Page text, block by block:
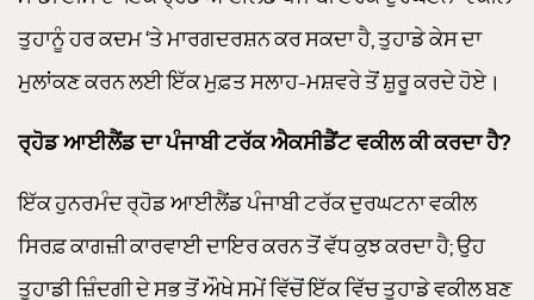
ਤੁਹਾਨੂੰ ਹਰ ਕਦਮ ‘ਤੇ ਮਾਰਗਦਰਸ਼ਨ ਕਰ ਸਕਦਾ ਹੈ, ਤੁਹਾਡੇ ਕੇਸ ਦਾ
ਮੁਲਾਂਕਣ ਕਰਨ ਲਈ ਇੱਕ ਮੁਫ਼ਤ ਸਲਾਹ-ਮਸ਼ਵਰੇ ਤੋਂ ਸ਼ੁਰੂ ਕਰਦੇ ਹੋਏ।
ਰ੍ਹੋਡ ਆਈਲੈਂਡ ਦਾ ਪੰਜਾਬੀ ਟਰੱਕ ਐਕਸੀਡੈਂਟ ਵਕੀਲ ਕੀ ਕਰਦਾ ਹੈ?
ਇੱਕ ਹੁਨਰਮੰਦ ਰ੍ਹੋਡ ਆਈਲੈਂਡ ਪੰਜਾਬੀ ਟਰੱਕ ਦੁਰਘਟਨਾ ਵਕੀਲ
ਸਿਰਫ਼ ਕਾਗਜ਼ੀ ਕਾਰਵਾਈ ਦਾਇਰ ਕਰਨ ਤੋਂ ਵੱਧ ਕੁਝ ਕਰਦਾ ਹੈ; ਉਹ
ਤੁਹਾਡੀ ਜ਼ਿੰਦਗੀ ਦੇ ਸਭ ਤੋਂ ਔਖੇ ਸਮੇਂ ਵਿੱਚੋਂ ਇੱਕ ਵਿੱਚ ਤੁਹਾਡੇ ਵਕੀਲ ਬਣ